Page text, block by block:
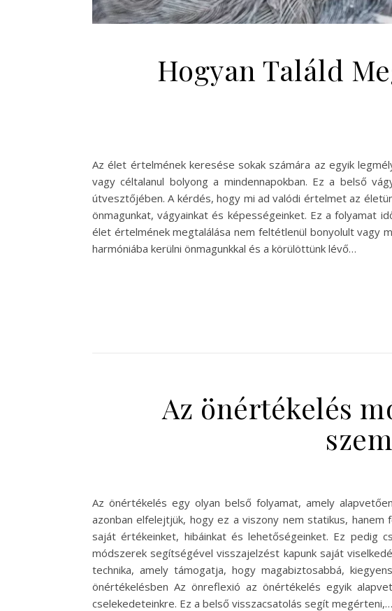
Hogyan Találd
Az élet értelmének keresése sokak számára az egyik
vagy céltalanul bolyong a mindennapokban. Ez a belső
útvesztőjében. A kérdés, hogy mi ad valódi értelmet az
önmagunkat, vágyainkat és képességeinket. Ez a folyamat
élet értelmének megtalálása nem feltétlenül bonyolult vagy
harmóniába kerülni önmagunkkal és a körülöttünk lévő…
Az önértékelés
Az önértékelés egy olyan belső folyamat, amely
azonban elfelejtjük, hogy ez a viszony nem statikus,
saját értékeinket, hibáinkat és lehetőségeinket. Ez pedig
módszerek segítségével visszajelzést kapunk saját
technika, amely támogatja, hogy magabiztosabbá,
önértékelésben Az önreflexió az önértékelés egyik
cselekedeteinkre. Ez a belső visszacsatolás segít megérteni,…